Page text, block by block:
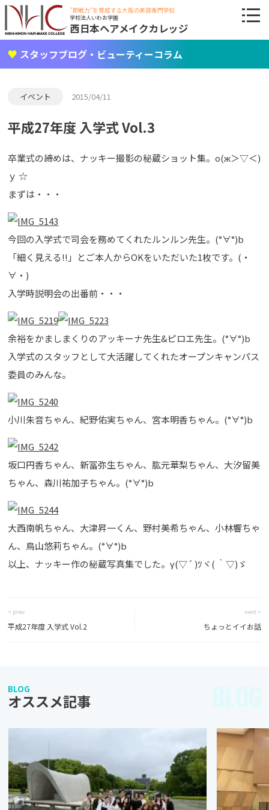
"即戦力"を育成する大阪の美容専門学校
学校法人いわお学園
西日本ヘアメイクカレッジ
スタッフブログ・ビューティーコラム
イベント 2015/04/11
平成27年度 入学式 Vol.3
卒業式の締めは、ナッキー撮影の秘蔵ショット集。о(ж＞▽＜)
ｙ ☆
まずは・・・
今回の入学式で司会を務めてくれたルンルン先生。(°∀°)b
「細く見える!!」とご本人からOKをいただいた1枚です。(・
∀・)
入学時説明会の出番前・・・
余裕をかましまくりのアッキーナ先生&ピロエ先生。(°∀°)b
入学式のスタッフとして大活躍してくれたオープンキャンパス
委員のみんな。
小川朱音ちゃん、紀野佑実ちゃん、宮本明香ちゃん。(°∀°)b
坂口円香ちゃん、新冨弥生ちゃん、肱元華梨ちゃん、大汐留美
ちゃん、森川祐加子ちゃん。(°∀°)b
大西南帆ちゃん、大津昇一くん、野村美希ちゃん、小林響ちゃ
ん、鳥山悠莉ちゃん。(°∀°)b
以上、ナッキー作の秘蔵写真集でした。γ(▽´ )ﾂヾ( ｀▽)ゞ
< prev
平成27年度 入学式 Vol.2
next >
ちょっとイイお話
BLOG
オススメ記事